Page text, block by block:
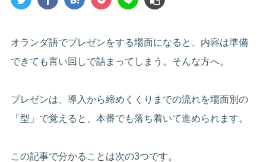
オランダ語でプレゼンをする場面になると、内容は準備
できても言い回しで詰まってしまう。そんな方へ。
プレゼンは、導入から締めくくりまでの流れを場面別の
「型」で覚えると、本番でも落ち着いて進められます。
この記事で分かることは次の3つです。